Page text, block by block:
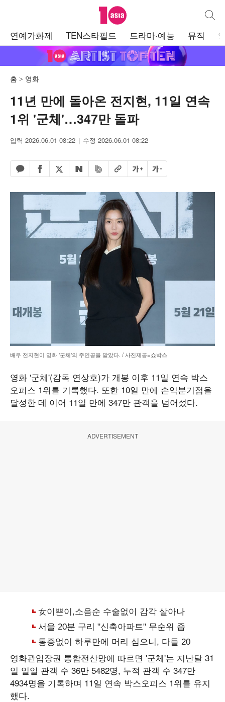
텐아시아 통합
연예가화제 TEN스타필드 드라마·예능 뮤직
홈 영화
11년 만에 돌아온 전지현, 11일 연속
1위 '군체'…347만 돌파
입력 2026.06.01 08:22 수정 2026.06.01 08:22
카카오톡 공유하기
페이스북 공유하기
엑스 공유하기
네이버 공유하기
밴드 공유하기
URL복사글자 크게글자 작게
배우 전지현이 영화 '군체'의 주인공을 맡았다. / 사진제공=쇼박스
영화 '군체'(감독 연상호)가 개봉 이후 11일 연속 박스
오피스 1위를 기록했다. 또한 10일 만에 손익분기점을
달성한 데 이어 11일 만에 347만 관객을 넘어섰다.
ADVERTISEMENT
영화관입장권 통합전산망에 따르면 '군체'는 지난달 31
일 일일 관객 수 36만 5482명, 누적 관객 수 347만
4934명을 기록하며 11일 연속 박스오피스 1위를 유지
했다.